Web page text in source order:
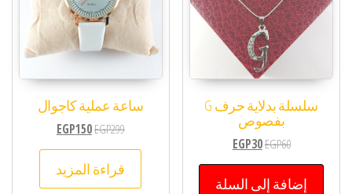
سلسلة بدلاية حرف G
بفصوص
EGP60
EGP30
إضافة إلى السلة
ساعة عملية كاجوال
EGP299
EGP150
قراءة المزيد